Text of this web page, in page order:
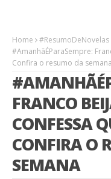
Home #ResumoDeNovelas
#AmanhãÉParaSempre:
Confira o resumo da semana
FRANCO
CONFESSA
CONFIRA O
SEMANA